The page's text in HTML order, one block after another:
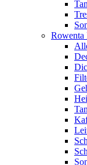
Rowenta